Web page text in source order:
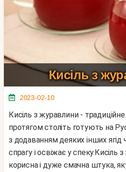
Кисіль з
2023-02-10
Кисіль з журавлини - традиційне десертне блюдо, яке
протягом століть готують на
з додаванням деяких інших ягід
спрагу і освіжає у
корисна і дуже смачна штука,